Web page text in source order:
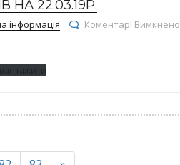
НА 22.03.19Р.
інформація Коментарі Вимкнено